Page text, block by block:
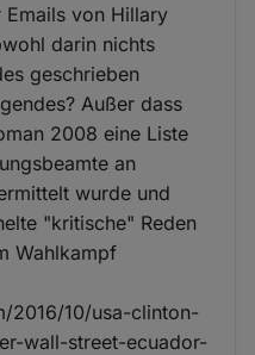
von Hillary
darin nichts
geschrieben
Außer dass
2008 eine Liste
an
wurde und
"kritische" Reden
Wahlkampf
2016/10/usa-clinton-
wall-street-ecuador-